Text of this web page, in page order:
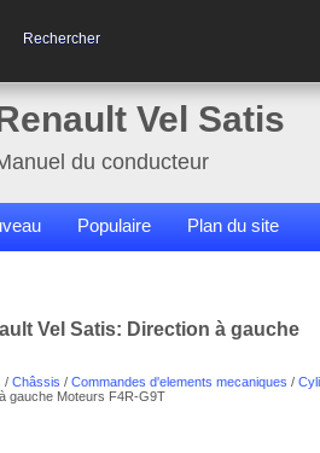
Rechercher
Vel Satis
du conducteur
Populaire Plan du site
Vel Satis: Direction à gauche
/ Châssis / Commandes d'elements mecaniques /
gauche Moteurs F4R-G9T